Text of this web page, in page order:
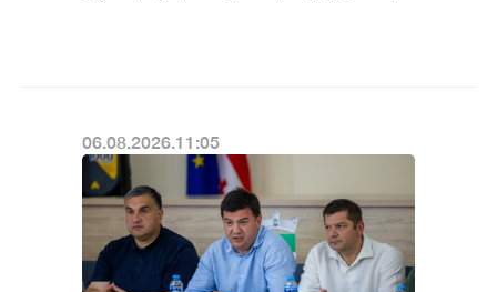
06.08.2026.11:05